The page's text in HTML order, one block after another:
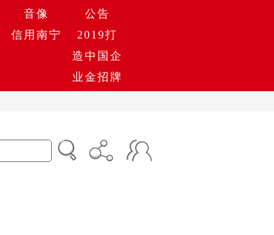
音像
公告
信用南宁
2019打
造中国企
业金招牌